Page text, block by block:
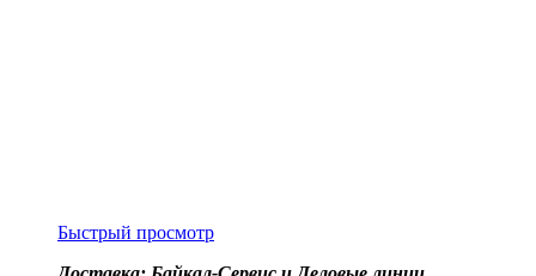
Быстрый просмотр